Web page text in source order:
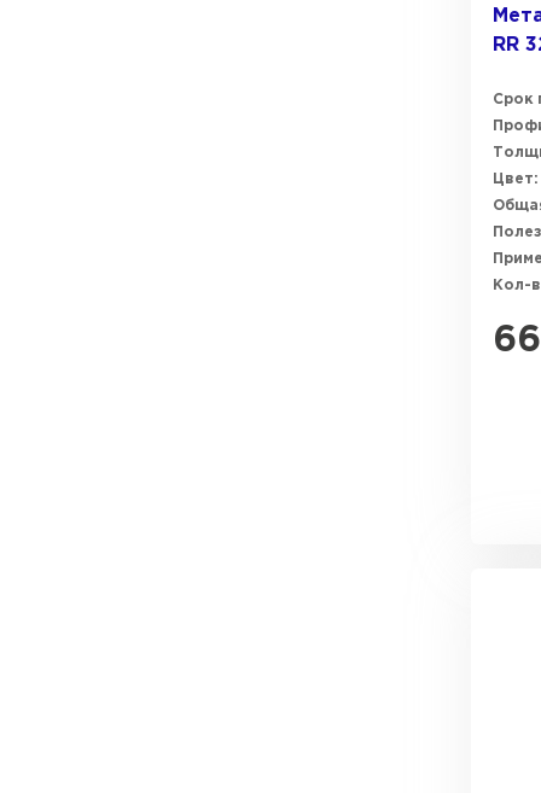
RR
Срок
Цвет:
Кол-